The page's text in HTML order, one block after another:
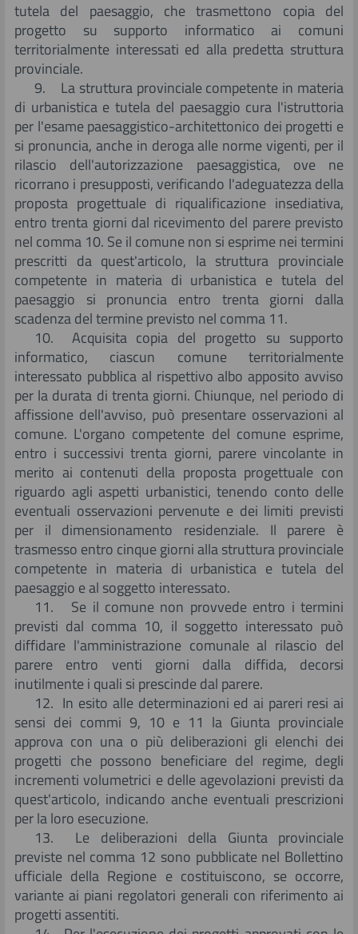
tutela del paesaggio, che trasmettono copia del
progetto su supporto informatico ai comuni
territorialmente interessati ed alla predetta struttura
provinciale.
9. La struttura provinciale competente in materia
di urbanistica e tutela del paesaggio cura l'istruttoria
per l'esame paesaggistico-architettonico dei progetti e
si pronuncia, anche in deroga alle norme vigenti, per il
rilascio dell'autorizzazione paesaggistica, ove ne
ricorrano i presupposti, verificando l'adeguatezza della
proposta progettuale di riqualificazione insediativa,
entro trenta giorni dal ricevimento del parere previsto
nel comma 10. Se il comune non si esprime nei termini
prescritti da quest'articolo, la struttura provinciale
competente in materia di urbanistica e tutela del
paesaggio si pronuncia entro trenta giorni dalla
scadenza del termine previsto nel comma 11.
10. Acquisita copia del progetto su supporto
informatico, ciascun comune territorialmente
interessato pubblica al rispettivo albo apposito avviso
per la durata di trenta giorni. Chiunque, nel periodo di
affissione dell'avviso, può presentare osservazioni al
comune. L'organo competente del comune esprime,
entro i successivi trenta giorni, parere vincolante in
merito ai contenuti della proposta progettuale con
riguardo agli aspetti urbanistici, tenendo conto delle
eventuali osservazioni pervenute e dei limiti previsti
per il dimensionamento residenziale. Il parere è
trasmesso entro cinque giorni alla struttura provinciale
competente in materia di urbanistica e tutela del
paesaggio e al soggetto interessato.
11. Se il comune non provvede entro i termini
previsti dal comma 10, il soggetto interessato può
diffidare l'amministrazione comunale al rilascio del
parere entro venti giorni dalla diffida, decorsi
inutilmente i quali si prescinde dal parere.
12. In esito alle determinazioni ed ai pareri resi ai
sensi dei commi 9, 10 e 11 la Giunta provinciale
approva con una o più deliberazioni gli elenchi dei
progetti che possono beneficiare del regime, degli
incrementi volumetrici e delle agevolazioni previsti da
quest'articolo, indicando anche eventuali prescrizioni
per la loro esecuzione.
13. Le deliberazioni della Giunta provinciale
previste nel comma 12 sono pubblicate nel Bollettino
ufficiale della Regione e costituiscono, se occorre,
variante ai piani regolatori generali con riferimento ai
progetti assentiti.